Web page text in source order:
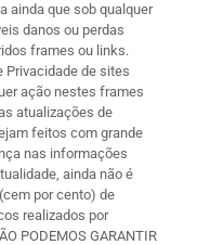
ainda que sob qualquer
danos ou perdas
frames ou links.
Privacidade de sites
ação nestes frames
atualizações de
feitos com grande
nas informações
ainda não é
por cento) de
realizados por
PODEMOS GARANTIR